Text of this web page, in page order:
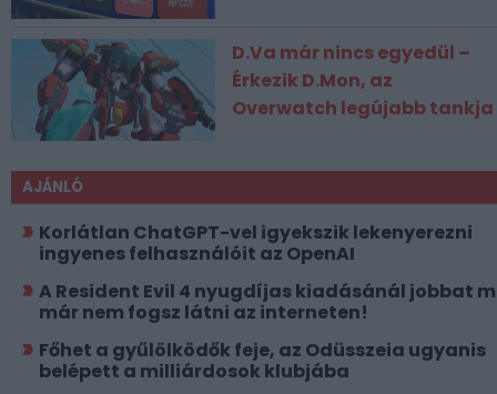
D.Va már nincs egyedül –
Érkezik D.Mon, az
Overwatch legújabb tankja
AJÁNLÓ
Korlátlan ChatGPT-vel igyekszik lekenyerezni
ingyenes felhasználóit az OpenAI
A Resident Evil 4 nyugdíjas kiadásánál jobbat
már nem fogsz látni az interneten!
Főhet a gyűlölködők feje, az Odüsszeia ugyanis
belépett a milliárdosok klubjába